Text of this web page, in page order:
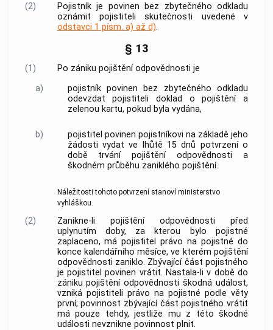
(2)
Pojistník je povinen bez zbytečného odkladu
oznámit pojistiteli skutečnosti uvedené v
odstavci 1 písm. a) až d).
§ 13
(1)
Po zániku pojištění odpovědnosti je
a)
pojistník povinen bez zbytečného odkladu
odevzdat pojistiteli doklad o pojištění a
zelenou kartu, pokud byla vydána,
b)
pojistitel povinen pojistníkovi na základě jeho
žádosti vydat ve lhůtě 15 dnů potvrzení o
době trvání pojištění odpovědnosti a
škodném průběhu zaniklého pojištění.
Náležitosti tohoto potvrzení stanoví ministerstvo
vyhláškou.
(2)
Zanikne-li pojištění odpovědnosti před
uplynutím doby, za kterou bylo pojistné
zaplaceno, má pojistitel právo na pojistné do
konce kalendářního měsíce, ve kterém pojištění
odpovědnosti zaniklo. Zbývající část pojistného
je pojistitel povinen vrátit. Nastala-li v době do
zániku pojištění odpovědnosti škodná událost,
vzniká pojistiteli právo na pojistné podle věty
první; povinnost zbývající část pojistného vrátit
má pouze tehdy, jestliže mu z této škodné
události nevznikne povinnost plnit.